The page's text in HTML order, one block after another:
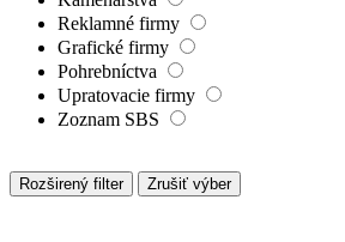
Reklamné firmy
Grafické firmy
Pohrebníctva
Upratovacie firmy
Zoznam SBS
Rozširený filter Zrušiť výber